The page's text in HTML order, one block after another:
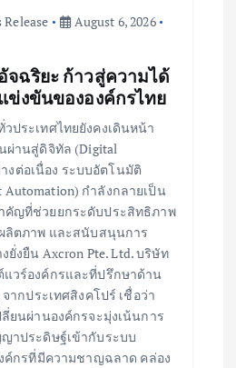
Release
August 6, 2026
ฉริยะ ก้าวสู่ความได้
ข่งขันขององค์กรไทย
ประเทศไทยยังคงเดินหน้า
ผ่านสู่ดิจิทัล (Digital
งต่อเนื่อง ระบบอัตโนมัติ
Automation) กำลังกลายเป็น
คัญที่ช่วยยกระดับประสิทธิภาพ
ลิตภาพ และสนับสนุนการ
ยั่งยืน Axcron Pte. Ltd. บริษัท
วร์องค์กรและที่ปรึกษาด้าน
กประเทศสิงคโปร์ เชื่อว่า
ยนผ่านองค์กรจะมุ่งเน้นการ
าประดิษฐ์เข้ากับระบบ
ค์กรที่มีความชาญฉลาด คล่อง